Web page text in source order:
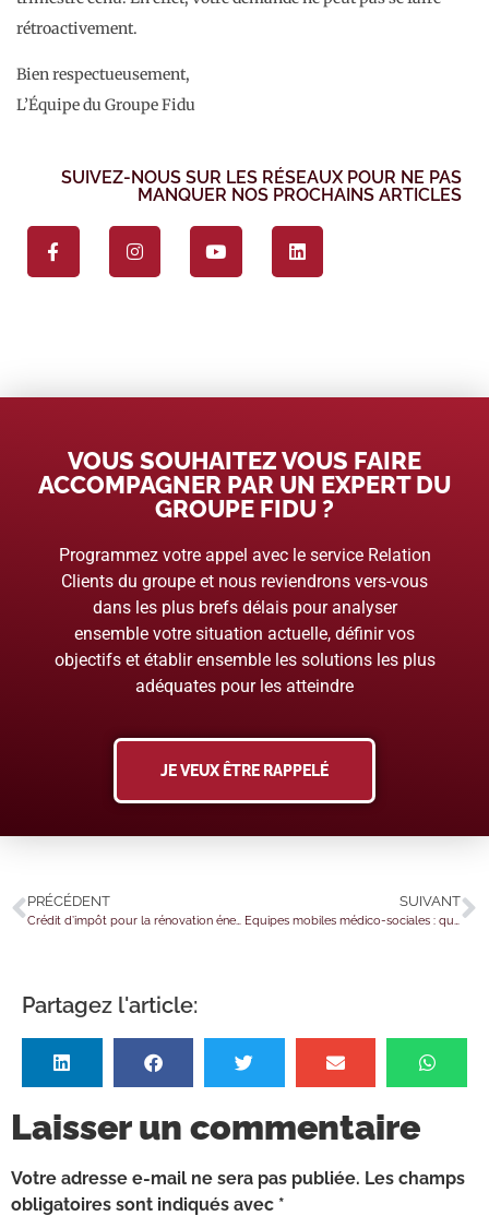
rétroactivement.
Bien respectueusement,
L’Équipe du Groupe Fidu
SUIVEZ-NOUS SUR LES RÉSEAUX POUR NE PAS
MANQUER NOS PROCHAINS ARTICLES
VOUS SOUHAITEZ VOUS FAIRE
ACCOMPAGNER PAR UN EXPERT DU
GROUPE FIDU ?
Programmez votre appel avec le service Relation
Clients du groupe et nous reviendrons vers-vous
dans les plus brefs délais pour analyser
ensemble votre situation actuelle, définir vos
objectifs et établir ensemble les solutions les plus
adéquates pour les atteindre
JE VEUX ÊTRE RAPPELÉ
PRÉCÉDENT
Crédit d’impôt pour la rénovation énergétique
SUIVANT
Equipes mobiles médico-sociales : quelles missions ?
Partagez l'article:
Laisser un commentaire
Votre adresse e-mail ne sera pas publiée. Les champs
obligatoires sont indiqués avec *